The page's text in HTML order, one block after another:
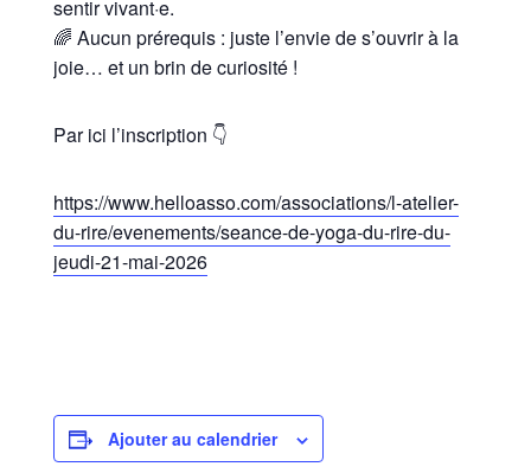
sentir vivant·e.
🌈 Aucun prérequis : juste l’envie de s’ouvrir à la
joie… et un brin de curiosité !
Par ici l’inscription 👇
https://www.helloasso.com/associations/l-atelier-
du-rire/evenements/seance-de-yoga-du-rire-du-
jeudi-21-mai-2026
Ajouter au calendrier